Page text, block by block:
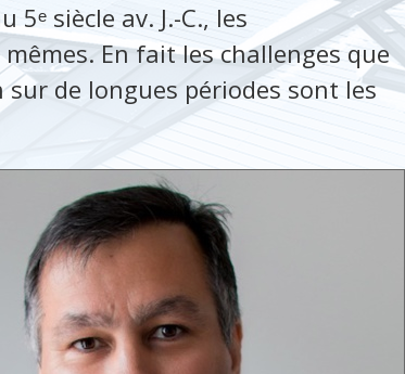
siècle av. J.-C., les
En fait les challenges que
de longues périodes sont les